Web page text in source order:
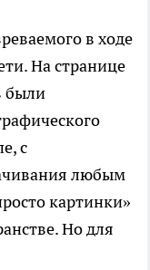
в ходе
На странице
были
с
любым
картинки»
Но для